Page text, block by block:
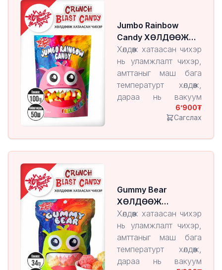
хадгалж, харин бүтэц
нь хөнгөн, шаржигнуур
болдог онцлогтой.
Jumbo Rainbow
Candy ХӨЛДӨӨЖ
ХАТААСАН ЧИХЭР
Хөлдөөж хатаасан чихэр
нь уламжлалт чихэр,
амттаныг маш бага
температурт хөлдөөж,
дараа нь вакуум
орчинд чийгийг нь
ууршуулан гаргаж
хадгалж, харин бүтэц
нь хөнгөн, шаржигнуур
болдог онцлогтой.
6’900
Сагслах
Gummy Bear
ХӨЛДӨӨЖ
ХАТААСАН ЧИХЭР
Хөлдөөж хатаасан чихэр
нь уламжлалт чихэр,
амттаныг маш бага
температурт хөлдөөж,
дараа нь вакуум